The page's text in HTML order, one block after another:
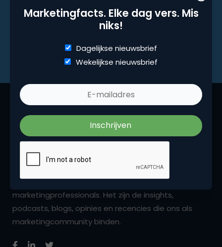
Marketingfacts. Elke dag vers. Mis
niks!
Dagelijkse nieuwsbrief
Wekelijkse nieuwsbrief
Marketingfacts is een beetje van ons allemaal,
iedere dag vers. Wij zijn hét platform voor
marketingprofessionals. Het zijn de insights,
podcasts, blogs, opinies en recencies die ons als
marketingcommunity binden.